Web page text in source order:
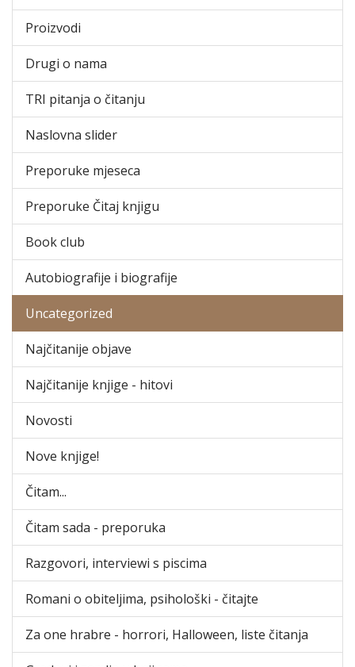
Proizvodi
Drugi o nama
TRI pitanja o čitanju
Naslovna slider
Preporuke mjeseca
Preporuke Čitaj knjigu
Book club
Autobiografije i biografije
Uncategorized
Najčitanije objave
Najčitanije knjige - hitovi
Novosti
Nove knjige!
Čitam...
Čitam sada - preporuka
Razgovori, interviewi s piscima
Romani o obiteljima, psihološki - čitajte
Za one hrabre - horrori, Halloween, liste čitanja